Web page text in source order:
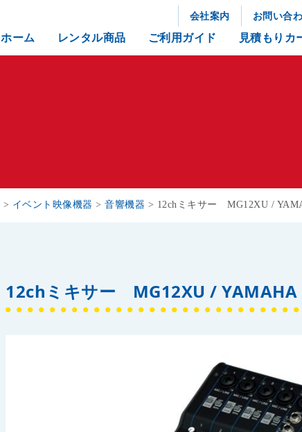
会社案内 お問い合
ホーム レンタル商品 ご利用ガイド 見積もりカ
> イベント映像機器 > 音響機器 > 12chミキサー MG12XU /
12chミキサー MG12XU / YAMAHA